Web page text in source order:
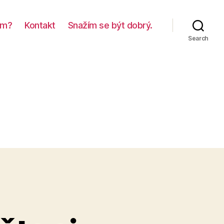
Kontakt Snažím se být dobrý.
Search